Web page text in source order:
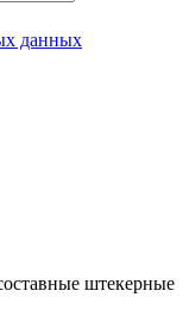
данных
штекерные